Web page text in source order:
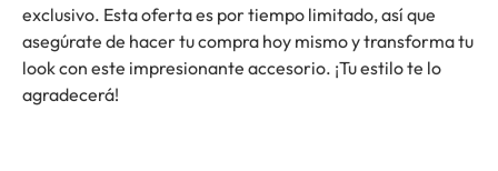
exclusivo. Esta oferta es por tiempo limitado, así que
asegúrate de hacer tu compra hoy mismo y transforma tu
look con este impresionante accesorio. ¡Tu estilo te lo
agradecerá!